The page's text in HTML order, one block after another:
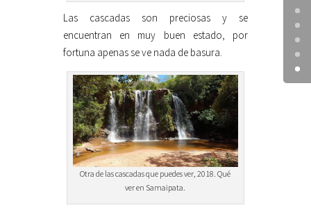
Las cascadas son preciosas y se
encuentran en muy buen estado, por
fortuna apenas se ve nada de basura.
Otra de las cascadas que puedes ver, 2018. Qué
ver en Samaipata.